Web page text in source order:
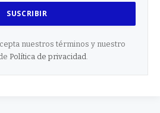
nuestros términos y nuestro
Política de privacidad.